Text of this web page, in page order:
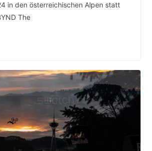
in den österreichischen Alpen statt
The